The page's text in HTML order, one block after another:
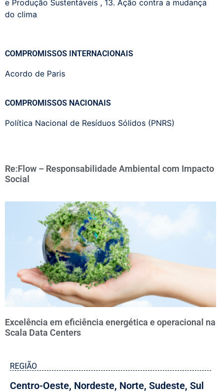
e Produção Sustentáveis , 13. Ação contra a mudança
do clima
COMPROMISSOS INTERNACIONAIS
Acordo de Paris
COMPROMISSOS NACIONAIS
Política Nacional de Resíduos Sólidos (PNRS)
Re:Flow – Responsabilidade Ambiental com Impacto
Social
Excelência em eficiência energética e operacional na
Scala Data Centers
REGIÃO
Centro-Oeste, Nordeste, Norte, Sudeste, Sul